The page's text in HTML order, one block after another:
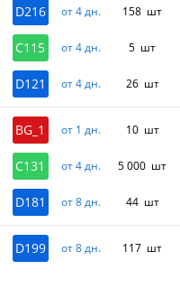
D216 от 4 дн. 158 шт
C115 от 4 дн. 5 шт
D121 от 4 дн. 26 шт
BG_1 от 1 дн. 10 шт
C131 от 4 дн. 5 000 шт
D181 от 8 дн. 44 шт
D199 от 8 дн. 117 шт